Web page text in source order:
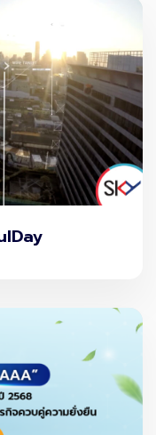
ลือด รวมถึง มีฤทธิ์
ยาบางชนิด อาจส่ง
ง โรคความดันโลหิต